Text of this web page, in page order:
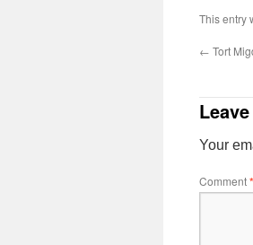
This entry
← Tort
Your
Comment*